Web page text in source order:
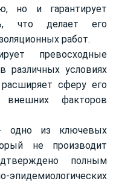
но и гарантирует
что делает его
работ.
превосходные
различных условиях
расширяет сферу его
факторов
- одно из ключевых
не производит
полным